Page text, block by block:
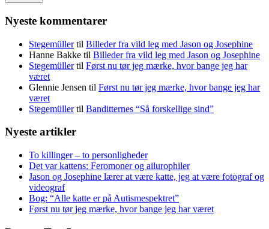
Nyeste kommentarer
Stegemüllertil Billeder fra vild leg med Jason og Josephine
Hanne Bakke til Billeder fra vild leg med Jason og Josephine
Stegemüllertil Først nu tør jeg mærke, hvor bange jeg har
været
Glennie Jensen til Først nu tør jeg mærke, hvor bange jeg har
været
Stegemüllertil Banditternes “Så forskellige sind”
Nyeste artikler
To killinger – to personligheder
Det var kattens: Feromoner og ailurophiler
Jason og Josephine lærer at være katte, jeg at være fotograf og
videograf
Bog: “Alle katte er på Autismespektret”
Først nu tør jeg mærke, hvor bange jeg har været